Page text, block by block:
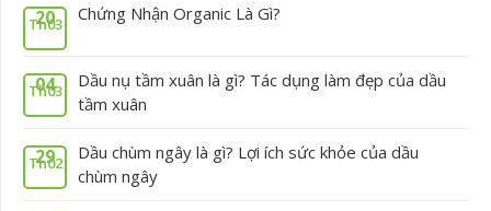
20
Th03 Chứng Nhận Organic Là Gì?
04
Th03
Dầu nụ tầm xuân là gì? Tác dụng làm đẹp của dầu
tầm xuân
29
Th02
Dầu chùm ngây là gì? Lợi ích sức khỏe của dầu
chùm ngây